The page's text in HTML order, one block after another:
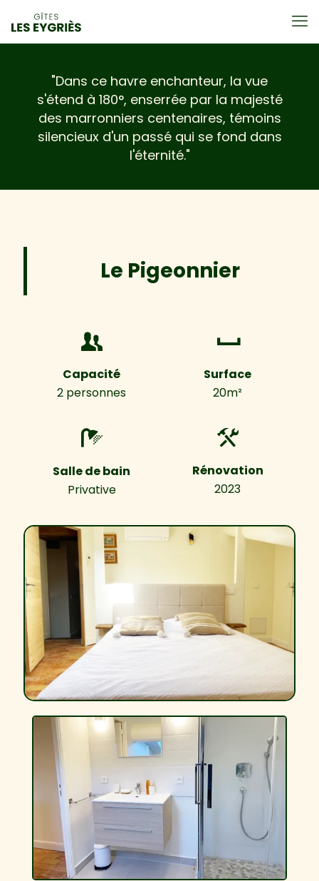
"Dans ce havre enchanteur, la vue
s'étend à 180°, enserrée par la majesté
des marronniers centenaires, témoins
silencieux d'un passé qui se fond dans
l'éternité."
Le Pigeonnier
Capacité
2 personnes
Surface
20m²
Salle de bain
Privative
Rénovation
2023